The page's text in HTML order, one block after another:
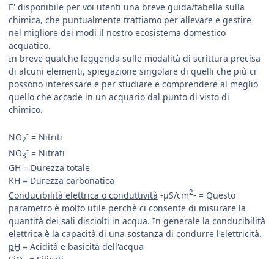
E' disponibile per voi utenti una breve guida/tabella sulla
chimica, che puntualmente trattiamo per allevare e gestire
nel migliore dei modi il nostro ecosistema domestico
acquatico.
In breve qualche leggenda sulle modalità di scrittura precisa
di alcuni elementi, spiegazione singolare di quelli che più ci
possono interessare e per studiare e comprendere al meglio
quello che accade in un acquario dal punto di visto di
chimico.
NO2
- = Nitriti
NO3
- = Nitrati
GH = Durezza totale
KH = Durezza carbonatica
Conducibilità elettrica o conduttività -µS/cm2- = Questo
parametro è molto utile perchè ci consente di misurare la
quantità dei sali disciolti in acqua. In generale la conducibilità
elettrica è la capacità di una sostanza di condurre l'elettricità.
pH = Acidità e basicità dell'acqua